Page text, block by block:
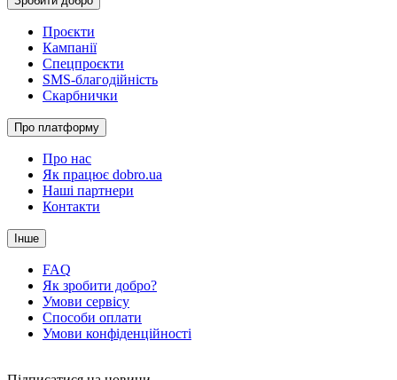
Проєкти
Кампанії
Спецпроєкти
SMS-благодійність
Скарбнички
Про платформу
Про нас
Як працює dobro.ua
Наші партнери
Контакти
Інше
FAQ
Як зробити добро?
Умови сервісу
Способи оплати
Умови конфіденційності